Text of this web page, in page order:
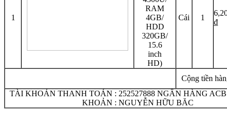
1
RAM
4GB/
HDD
320GB/
15.6
inch
HD)
Cái 1
₫
Cộng tiền
TÀI KHOẢN THANH TOÁN : 252527888 NGÂN HÀNG
KHOẢN : NGUYỄN HỮU BĂC